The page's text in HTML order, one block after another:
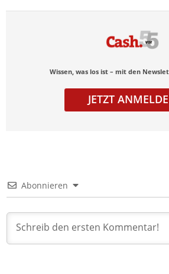
Wissen, was los ist – mit den
JETZT
Abonnieren